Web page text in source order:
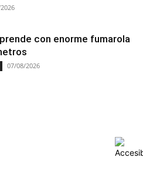
con enorme fumarola
07/08/2026